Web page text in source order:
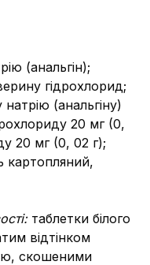
(анальгін);
гідрохлорид;
(анальгіну)
20 мг (0,
20 мг (0, 02 г);
картопляний,
таблетки білого
відтінком
скошеними